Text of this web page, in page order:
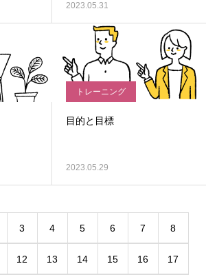
2023.05.31
トレーニング
目的と目標
2023.05.29
3 4 5 6 7 8
12 13 14 15 16 17